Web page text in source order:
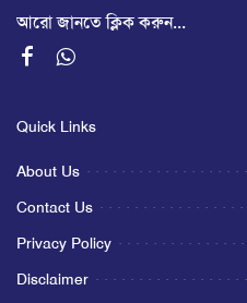
আরো জানতে ক্লিক করুন...
Quick Links
About Us
Contact Us
Privacy Policy
Disclaimer